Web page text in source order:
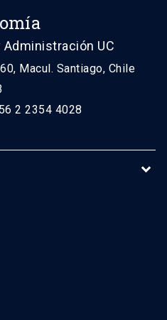
Administración UC
Macul. Santiago, Chile
2 2354 4028